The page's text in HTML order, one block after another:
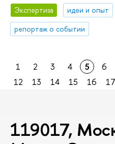
Экспертиза
идеи и опыт
репортаж о событии
1 2 3 4 5 6
12
13 14 15 16 17
119017,